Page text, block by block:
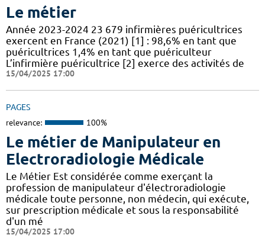
Le métier
Année 2023-2024 23 679 infirmières puéricultrices
exercent en France (2021) [1] : 98,6% en tant que
puéricultrices 1,4% en tant que puériculteur
L’infirmière puéricultrice [2] exerce des activités de
15/04/2025 17:00
PAGES
relevance: 100%
Le métier de Manipulateur en
Electroradiologie Médicale
Le Métier Est considérée comme exerçant la
profession de manipulateur d'électroradiologie
médicale toute personne, non médecin, qui exécute,
sur prescription médicale et sous la responsabilité
d'un mé
15/04/2025 17:00